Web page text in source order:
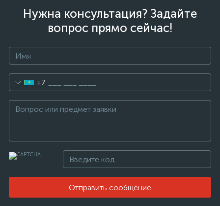
Нужна консультация? Задайте
вопрос прямо сейчас!
+7
Отправить сообщение